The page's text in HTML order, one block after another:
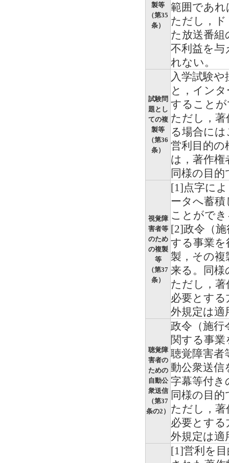
製等
（第35
条）
範囲であれ
ただし，
た放送番
不利益を
れない。
試験問
題とし
ての複
製等
（第36
条）
入学試験
と，イン
すること
ただし，
る場合に
営利目的の
は，著作
同様の目
視覚障
害者等
のため
の複製
等
（第37
条）
[1]点字に
ータへ蓄
ことがで
[2]政令（
する事業を
製，その複
来る。同様
ただし，
必要とす
外規定は適
聴覚障
害者の
ための
自動公
衆送信
（第37
条の2）
政令（施行
関する事
聴覚障害者
動公衆送信
字幕等付き
同様の目
ただし，
必要とす
外規定は適
[1]営利を